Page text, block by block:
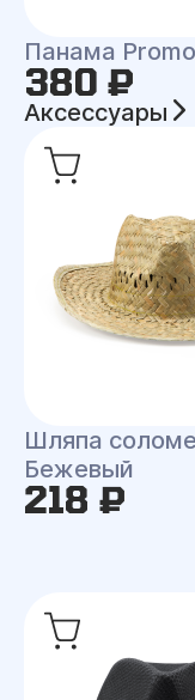
Панама Promo
380 ₽
Аксессуары
Шляпа
Бежевый
218 ₽